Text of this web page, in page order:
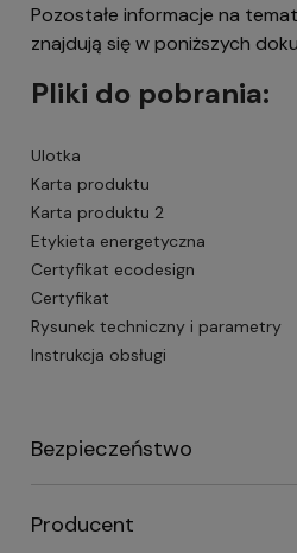
Pozostałe informacje na
znajdują się w poniższych
Pliki do pobrania:
Ulotka
Karta produktu
Karta produktu 2
Etykieta energetyczna
Certyfikat ecodesign
Certyfikat
Rysunek techniczny i parametry
Instrukcja obsługi
Bezpieczeństwo
Producent